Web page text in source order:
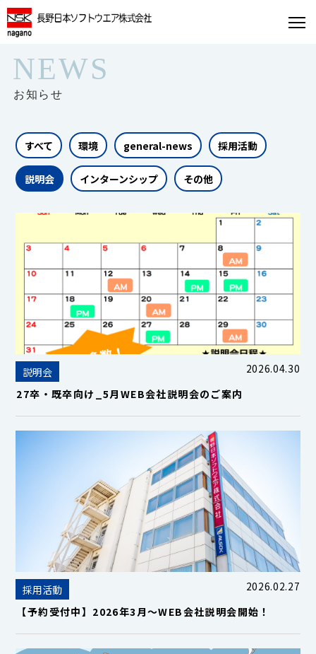
NEWS
お知らせ
すべて 環境 general-news 採用活動
説明会 インターンシップ その他
説明会
2026.04.30
27卒・既卒向け_5月WEB会社説明会のご案内
採用活動
2026.02.27
【予約受付中】2026年3月～WEB会社説明会開始！